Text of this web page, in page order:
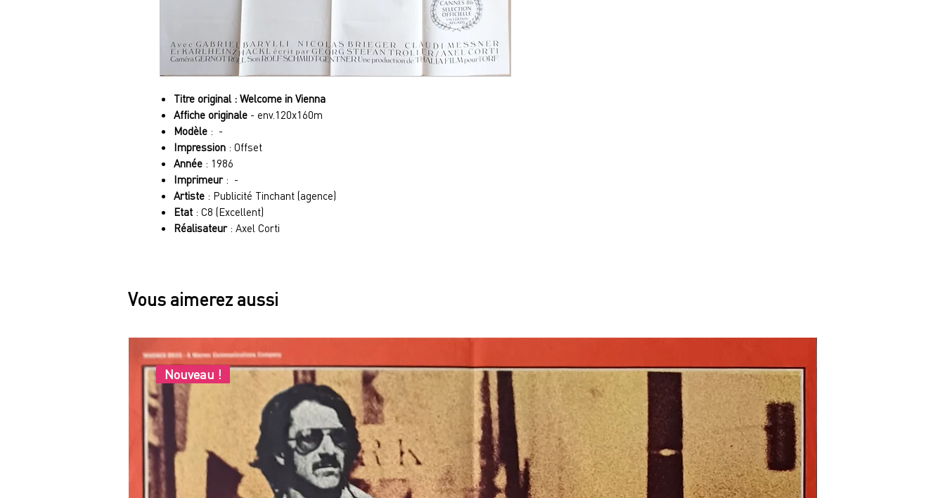
Titre original : Welcome in Vienna
Affiche originale - env.120x160m
Modèle : -
Impression : Offset
Année : 1986
Imprimeur: -
Artiste : Publicité Tinchant (agence)
Etat : C8 (Excellent)
Réalisateur : Axel Corti
Vous aimerez aussi
Nouveau !